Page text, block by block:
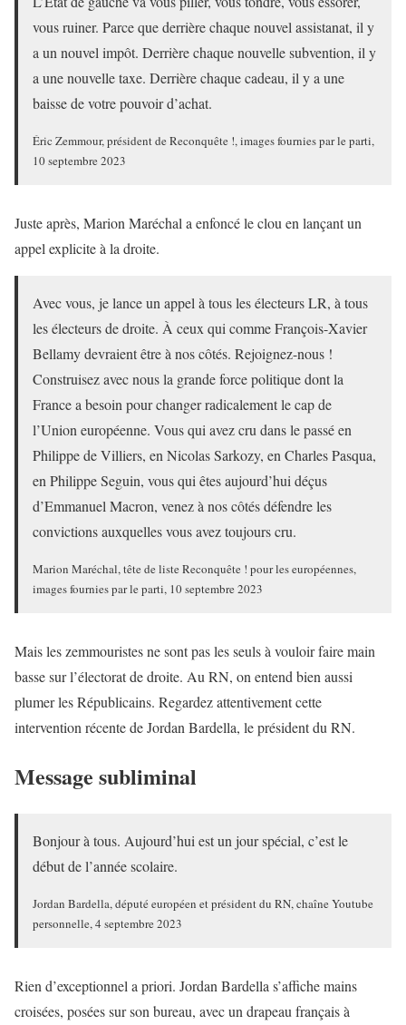
vous ruiner. Parce que derrière chaque nouvel assistanat, il y
a un nouvel impôt. Derrière chaque nouvelle subvention, il y
a une nouvelle taxe. Derrière chaque cadeau, il y a une
baisse de votre pouvoir d’achat.
Éric Zemmour, président de Reconquête !, images fournies par le parti,
10 septembre 2023
Juste après, Marion Maréchal a enfoncé le clou en lançant un
appel explicite à la droite.
Avec vous, je lance un appel à tous les électeurs LR, à tous
les électeurs de droite. À ceux qui comme François-Xavier
Bellamy devraient être à nos côtés. Rejoignez-nous !
Construisez avec nous la grande force politique dont la
France a besoin pour changer radicalement le cap de
l’Union européenne. Vous qui avez cru dans le passé en
Philippe de Villiers, en Nicolas Sarkozy, en Charles Pasqua,
en Philippe Seguin, vous qui êtes aujourd’hui déçus
d’Emmanuel Macron, venez à nos côtés défendre les
convictions auxquelles vous avez toujours cru.
Marion Maréchal, tête de liste Reconquête ! pour les européennes,
images fournies par le parti, 10 septembre 2023
Mais les zemmouristes ne sont pas les seuls à vouloir faire main
basse sur l’électorat de droite. Au RN, on entend bien aussi
plumer les Républicains. Regardez attentivement cette
intervention récente de Jordan Bardella, le président du RN.
Message subliminal
Bonjour à tous. Aujourd’hui est un jour spécial, c’est le
début de l’année scolaire.
Jordan Bardella, député européen et président du RN, chaîne Youtube
personnelle, 4 septembre 2023
Rien d’exceptionnel a priori. Jordan Bardella s’affiche mains
croisées, posées sur son bureau, avec un drapeau français à